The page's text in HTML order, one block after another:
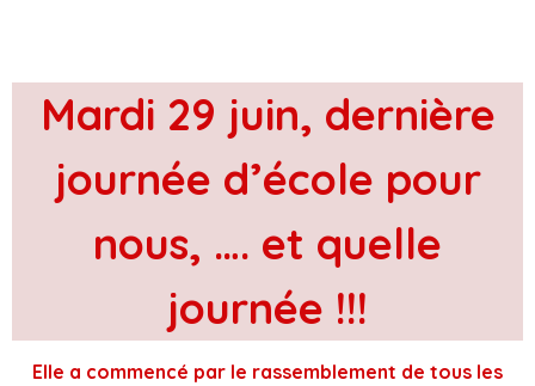
Mardi 29 juin, dernière
journée d’école pour
nous, …. et quelle
journée !!!
Elle a commencé par le rassemblement de tous les